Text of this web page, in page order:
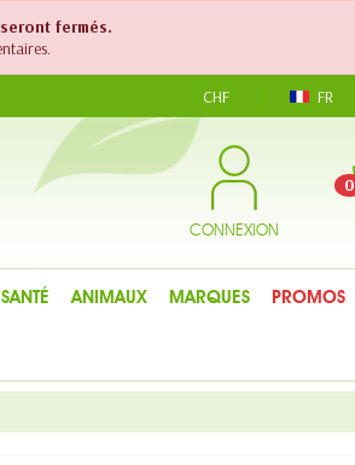
fermés.
CHF FR
CONNEXION
0
SANTÉ ANIMAUX MARQUES PROMOS